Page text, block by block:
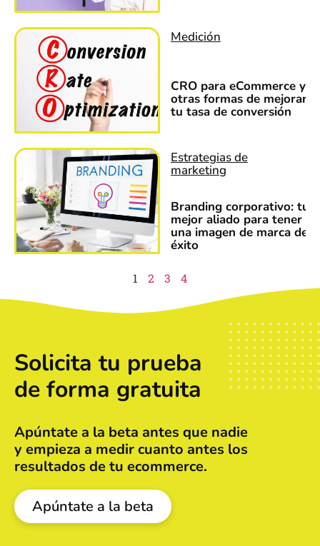
Medición
CRO para eCommerce y
otras formas de mejorar
tu tasa de conversión
Estrategias de
marketing
Branding corporativo: tu
mejor aliado para tener
una imagen de marca de
éxito
1 2 3 4
Solicita tu prueba
de forma gratuita
Apúntate a la beta antes que nadie
y empieza a medir cuanto antes los
resultados de tu ecommerce.
Apúntate a la beta